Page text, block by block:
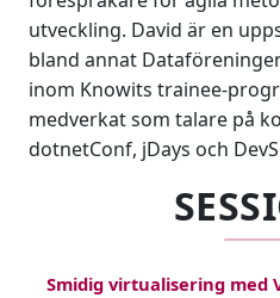
utveckling. David är en
bland annat
inom Knowits trainee-
medverkat som talare på
dotnetConf, jDays och
Smidig virtualisering med